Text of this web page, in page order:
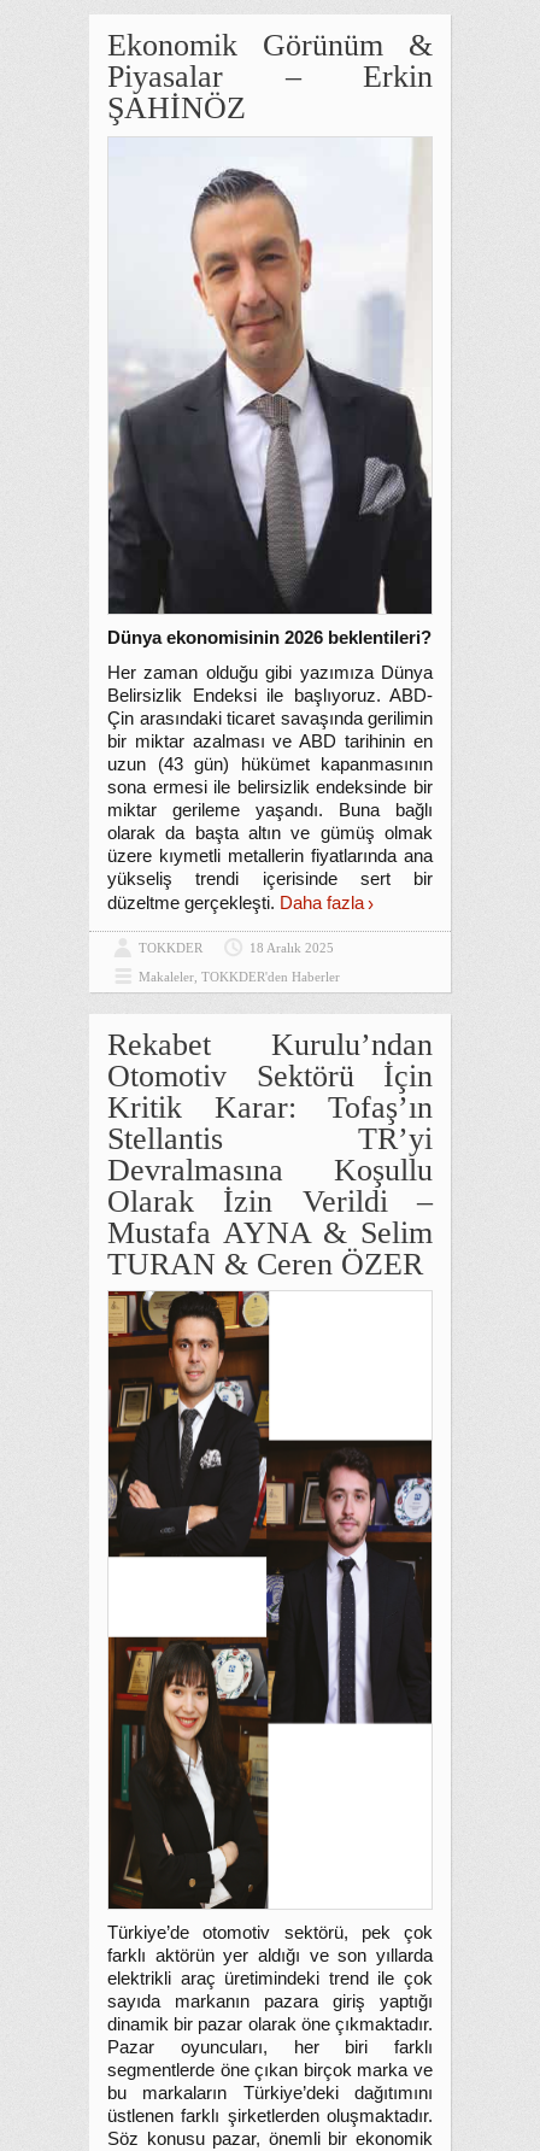
Ekonomik Görünüm &
Piyasalar – Erkin
ŞAHİNÖZ
Dünya ekonomisinin 2026 beklentileri?
Her zaman olduğu gibi yazımıza Dünya
Belirsizlik Endeksi ile başlıyoruz. ABD-
Çin arasındaki ticaret savaşında gerilimin
bir miktar azalması ve ABD tarihinin en
uzun (43 gün) hükümet kapanmasının
sona ermesi ile belirsizlik endeksinde bir
miktar gerileme yaşandı. Buna bağlı
olarak da başta altın ve gümüş olmak
üzere kıymetli metallerin fiyatlarında ana
yükseliş trendi içerisinde sert bir
düzeltme gerçekleşti. Daha fazla
TOKKDER
18 Aralık 2025
Makaleler TOKKDER'den Haberler
Rekabet Kurulu’ndan
Otomotiv Sektörü İçin
Kritik Karar: Tofaş’ın
Stellantis TR’yi
Devralmasına Koşullu
Olarak İzin Verildi –
Mustafa AYNA & Selim
TURAN & Ceren ÖZER
Türkiye’de otomotiv sektörü, pek çok
farklı aktörün yer aldığı ve son yıllarda
elektrikli araç üretimindeki trend ile çok
sayıda markanın pazara giriş yaptığı
dinamik bir pazar olarak öne çıkmaktadır.
Pazar oyuncuları, her biri farklı
segmentlerde öne çıkan birçok marka ve
bu markaların Türkiye’deki dağıtımını
üstlenen farklı şirketlerden oluşmaktadır.
Söz konusu pazar, önemli bir ekonomik